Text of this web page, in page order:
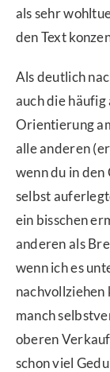
als sehr
den Text
Als deutlich
auch die
Orientierung
alle anderen
wenn du in
selbst
ein bisschen
anderen als
wenn ich es
nachvollziehen
manch
oberen
schon viel